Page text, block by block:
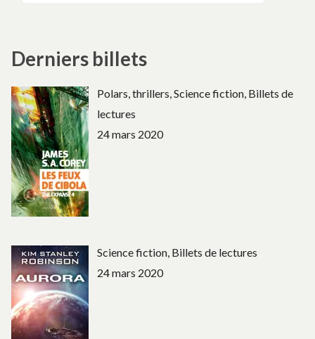
Derniers billets
Polars, thrillers, Science fiction, Billets de
lectures
24 mars 2020
Science fiction, Billets de lectures
24 mars 2020